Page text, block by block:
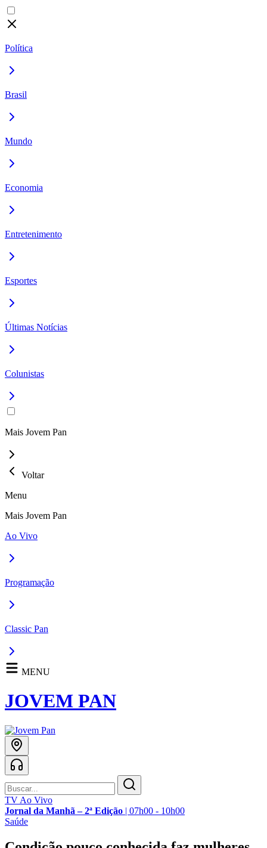
Política
Brasil
Mundo
Economia
Entretenimento
Esportes
Últimas Notícias
Colunistas
Mais Jovem Pan
Voltar
Menu
Mais Jovem Pan
Ao Vivo
Programação
Classic Pan
MENU
JOVEM PAN
TV Ao Vivo
Jornal da Manhã – 2ª Edição | 07h00 - 10h00
Saúde